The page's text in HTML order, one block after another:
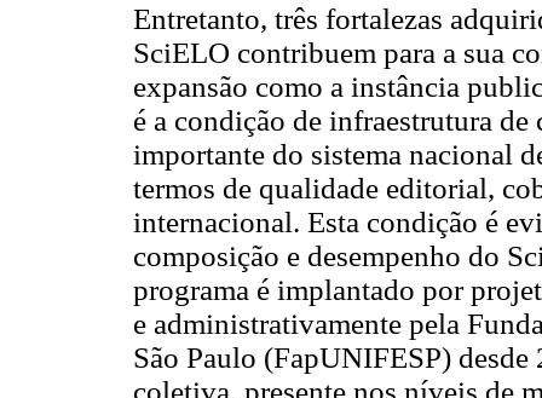
Entretanto, três fortalezas
SciELO contribuem para a sua
expansão como a instância
é a condição de infraestrutura de
importante do sistema nacional
termos de qualidade editorial,
internacional. Esta condição é
composição e desempenho do
programa é implantado por
e administrativamente pela
São Paulo (FapUNIFESP) desde
coletiva, presente nos níveis de